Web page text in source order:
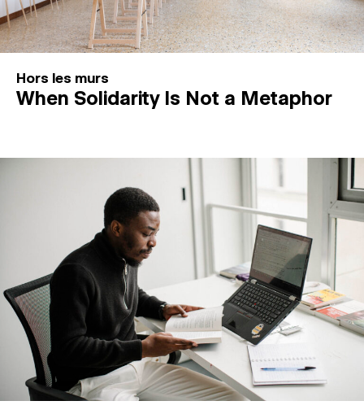
Hors les murs
When Solidarity Is Not a Metaphor